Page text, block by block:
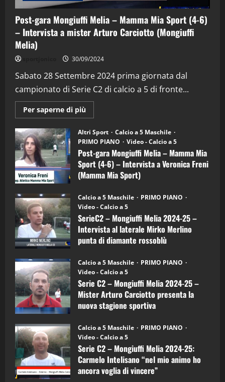
Post-gara Mongiuffi Melia – Mamma Mia Sport (4-6)
– Intervista a mister Arturo Carciotto (Mongiuffi
Melia)
30/09/2024
Sabato 28 Settembre 2024 prima giornata dal
campionato di Serie C2 di calcio a 5 di fronte...
Per saperne di più
informazioni
Post-
gara
Mongiuffi
Melia
–
Mamma
Mia
Sport
6)
–
Intervista
a
mister
Arturo
Carciotto
(Mongiuffi
Altri Sport
Calcio a 5 Maschile
PRIMO PIANO
Video - Calcio a 5
Post-gara Mongiuffi Melia – Mamma Mia
Sport (4-6) – Intervista a Veronica Freni
(Mamma Mia Sport)
Calcio a 5 Maschile
PRIMO PIANO
Video - Calcio a 5
SerieC2 – Mongiuffi Melia 2024-25 –
Intervista al laterale Mirko Merlino
punta di diamante rossoblù
Calcio a 5 Maschile
PRIMO PIANO
Video - Calcio a 5
Serie C2 – Mongiuffi Melia 2024-25 –
Mister Arturo Carciotto presenta la
nuova stagione sportiva
Calcio a 5 Maschile
PRIMO PIANO
Video - Calcio a 5
Serie C2 – Mongiuffi Melia 2024-25:
Carmelo Intelisano “nel mio animo ho
ancora voglia di vincere”
2
“SportEmpire” in Podcast: 29^ Puntata
(Martedi 28 Aprile 2026)
28/04/2026
3
"SportEmpire" in Podcast
“SportEmpire” in Podcast: 28^ Puntata
(Martedi 21 Aprile 2026)
21/04/2026
4
“SportEmpire” in Podcast: 27^ Puntata
(Martedi 14 Aprile 2026)
15/04/2026
5
“SportEmpire” in Podcast: 26^ Puntata
(Martedi 07 Aprile 2026)
08/04/2026
1
“SportEmpire” in Podcast: 30^ Puntata
(Martedi 05 Maggio 2026)
08/05/2026